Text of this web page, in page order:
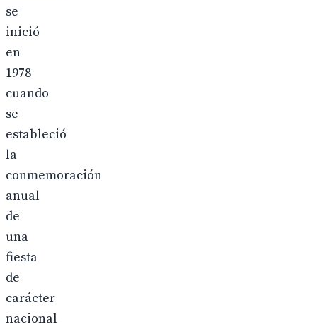
se
inició
en
1978
cuando
se
estableció
la
conmemoración
anual
de
una
fiesta
de
carácter
nacional